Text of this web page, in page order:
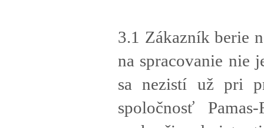
3.1 Zákazník berie
na spracovanie nie
sa nezistí už pri
spoločnosť